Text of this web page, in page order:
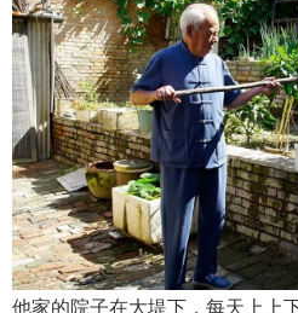
他家的院子在大堤下，每天上上